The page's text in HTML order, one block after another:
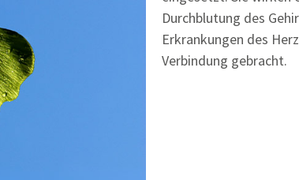
Durchblutung des
Erkrankungen des
Verbindung gebracht.